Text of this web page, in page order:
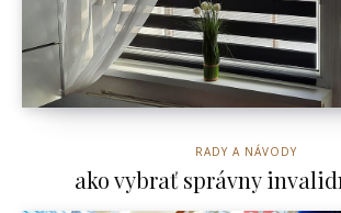
RADY A NÁVODY
ako vybrať správny